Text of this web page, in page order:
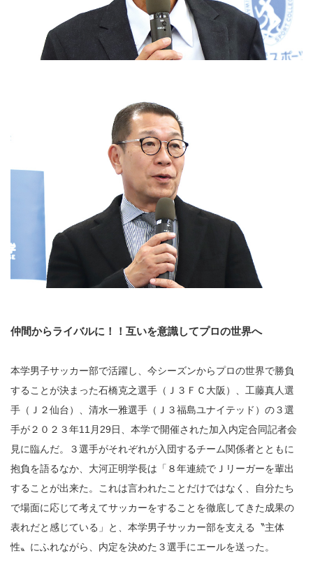
仲間からライバルに！！互いを意識してプロの世界へ
本学男子サッカー部で活躍し、今シーズンからプロの世界で勝負
することが決まった石橋克之選手（Ｊ３ＦＣ大阪）、工藤真人選
手（Ｊ２仙台）、清水一雅選手（Ｊ３福島ユナイテッド）の３選
手が２０２３年11月29日、本学で開催された加入内定合同記者会
見に臨んだ。３選手がそれぞれが入団するチーム関係者とともに
抱負を語るなか、大河正明学長は「８年連続でＪリーガーを輩出
することが出来た。これは言われたことだけではなく、自分たち
で場面に応じて考えてサッカーをすることを徹底してきた成果の
表れだと感じている」と、本学男子サッカー部を支える〝主体
性〟にふれながら、内定を決めた３選手にエールを送った。